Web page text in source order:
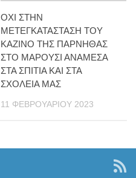
ΟΧΙ ΣΤΗΝ
ΜΕΤΕΓΚΑΤΑΣΤΑΣΗ ΤΟΥ
ΚΑΖΙΝΟ ΤΗΣ ΠΑΡΝΗΘΑΣ
ΣΤΟ ΜΑΡΟΥΣΙ ΑΝΑΜΕΣΑ
ΣΤΑ ΣΠΙΤΙΑ ΚΑΙ ΣΤΑ
ΣΧΟΛΕΙΑ ΜΑΣ
11 ΦΕΒΡΟΥΑΡΊΟΥ 2023